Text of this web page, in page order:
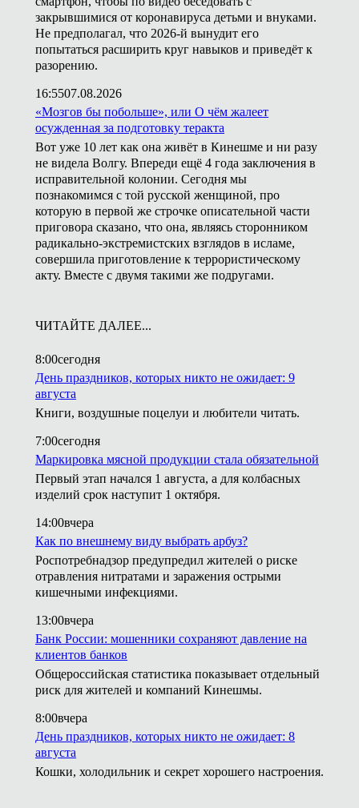
закрывшимися от коронавируса детьми и внуками.
Не предполагал, что 2026-й вынудит его
попытаться расширить круг навыков и приведёт к
разорению.
16:5507.08.2026
«Мозгов бы побольше», или О чём жалеет
осужденная за подготовку теракта
Вот уже 10 лет как она живёт в Кинешме и ни разу
не видела Волгу. Впереди ещё 4 года заключения в
исправительной колонии. Сегодня мы
познакомимся с той русской женщиной, про
которую в первой же строчке описательной части
приговора сказано, что она, являясь сторонником
радикально-экстремистских взглядов в исламе,
совершила приготовление к террористическому
акту. Вместе с двумя такими же подругами.
ЧИТАЙТЕ ДАЛЕЕ...
8:00сегодня
День праздников, которых никто не ожидает: 9
августа
Книги, воздушные поцелуи и любители читать.
7:00сегодня
Маркировка мясной продукции стала обязательной
Первый этап начался 1 августа, а для колбасных
изделий срок наступит 1 октября.
14:00вчера
Как по внешнему виду выбрать арбуз?
Роспотребнадзор предупредил жителей о риске
отравления нитратами и заражения острыми
кишечными инфекциями.
13:00вчера
Банк России: мошенники сохраняют давление на
клиентов банков
Общероссийская статистика показывает отдельный
риск для жителей и компаний Кинешмы.
8:00вчера
День праздников, которых никто не ожидает: 8
августа
Кошки, холодильник и секрет хорошего настроения.